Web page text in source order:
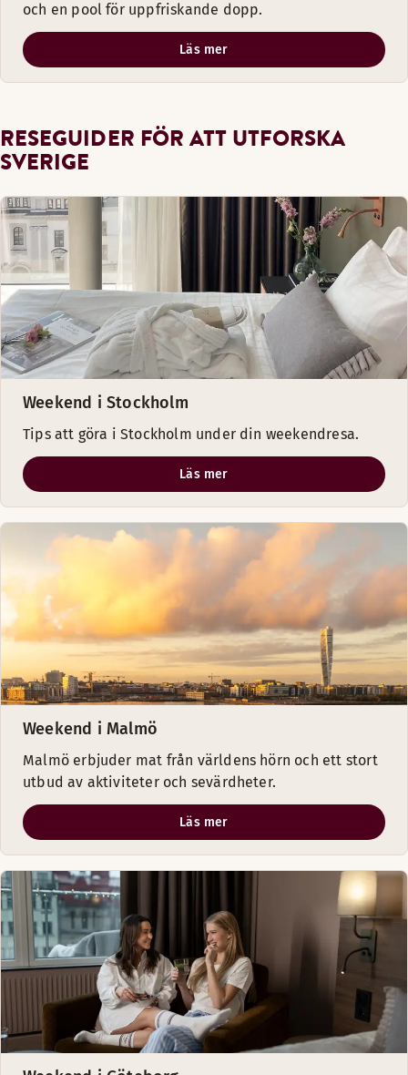
och en pool för uppfriskande dopp.
Läs mer
RESEGUIDER FÖR ATT UTFORSKA
SVERIGE
Weekend i Stockholm
Tips att göra i Stockholm under din weekendresa.
Läs mer
Weekend i Malmö
Malmö erbjuder mat från världens hörn och ett stort
utbud av aktiviteter och sevärdheter.
Läs mer